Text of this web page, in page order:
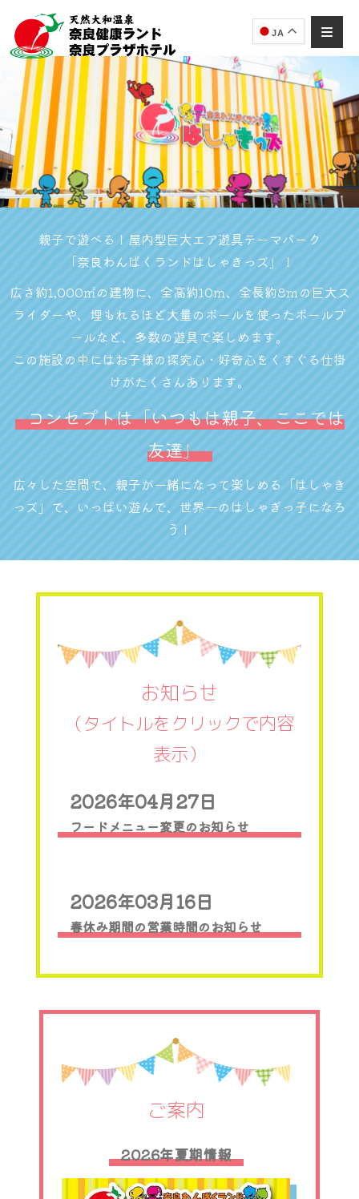
JA
親子で遊べる！屋内型巨大エア遊具テーマパーク
「奈良わんぱくランドはしゃきっズ」！
広さ約1,000㎡の建物に、全高約10ｍ、全長約8ｍの巨大ス
ライダーや、埋もれるほど大量のボールを使ったボールプ
ールなど、多数の遊具で楽しめます。
この施設の中にはお子様の探究心・好奇心をくすぐる仕掛
けがたくさんあります。
コンセプトは「いつもは親子、ここでは
友達」
広々した空間で、親子が一緒になって楽しめる「はしゃき
っズ」で、いっぱい遊んで、世界一のはしゃぎっ子になろ
う！
お知らせ
（タイトルをクリックで内容
表示）
2026年04月27日
フードメニュー変更のお知らせ
2026年03月16日
春休み期間の営業時間のお知らせ
ご案内
2026年夏期情報
奈良健康ランド
AIコンシェルジュ
オンライン
奈良健康ランド AIコンシェルジュです。